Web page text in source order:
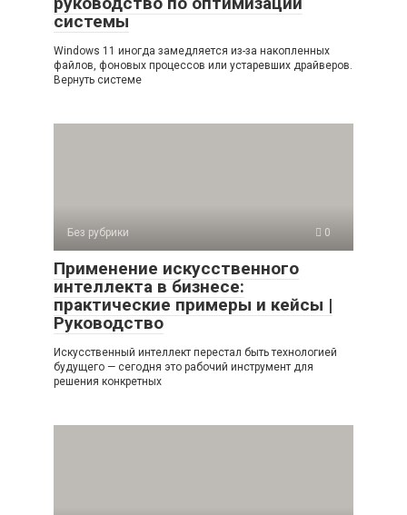
системы
Windows 11 иногда замедляется из-за накопленных
файлов, фоновых процессов или устаревших драйверов.
Вернуть системе
Без рубрики 0
Применение искусственного
интеллекта в бизнесе:
практические примеры и кейсы |
Руководство
Искусственный интеллект перестал быть технологией
будущего — сегодня это рабочий инструмент для
решения конкретных